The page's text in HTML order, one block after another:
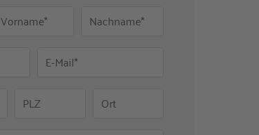
Vorname* Nachname*
E-Mail*
PLZ Ort